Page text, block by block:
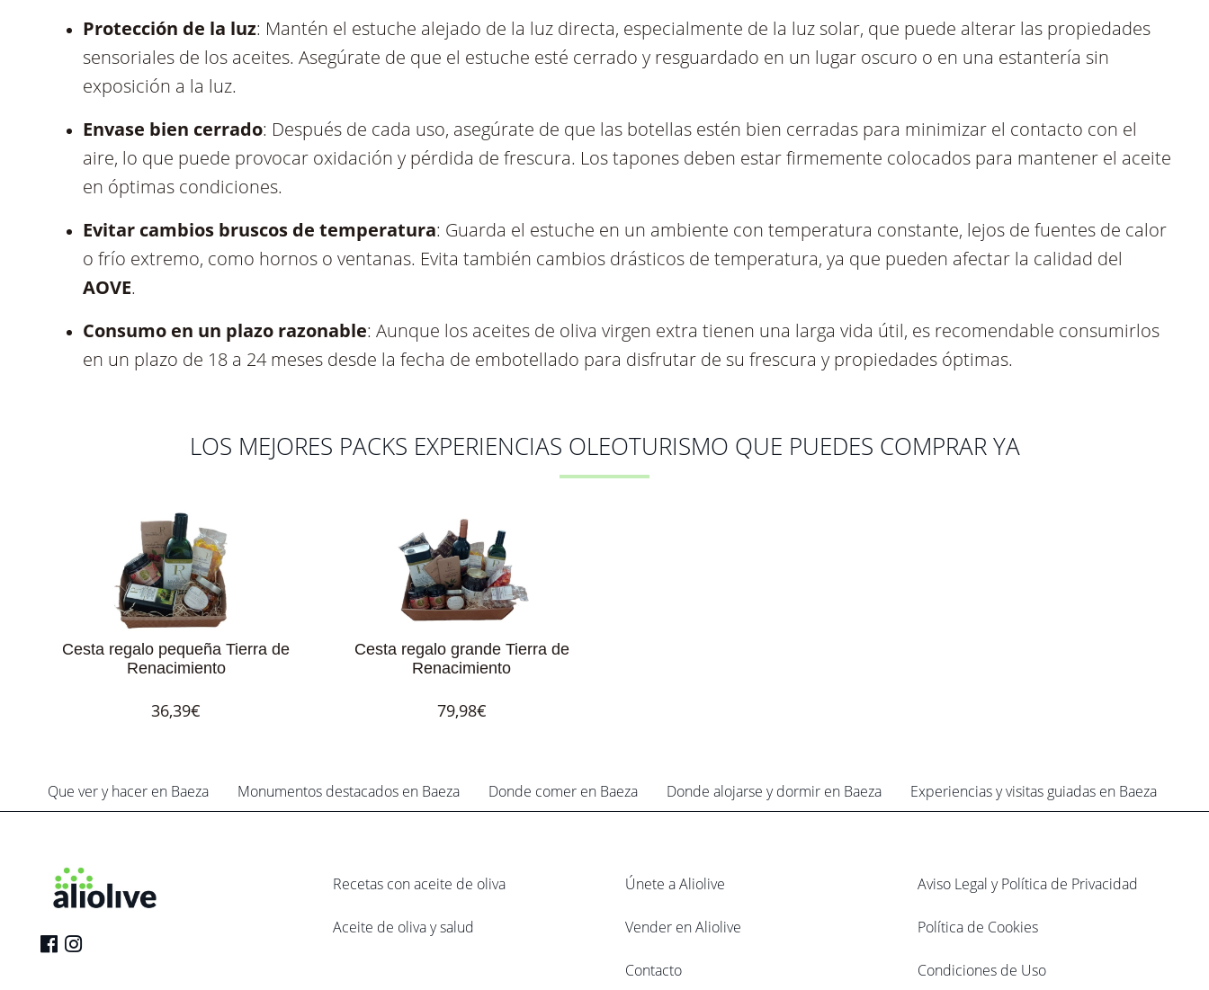
Las condiciones de conservación son fundamentales para preservar la calidad y frescura de ambos aceites.
Almacenamiento en lugar fresco
exposición a temperaturas superiores a 20°C, ya que el calor puede afectar negativamente la calidad de los aceites.
Protección de la luz: Mantén el estuche alejado de la luz directa, especialmente de la luz solar, que puede alterar las propiedades
sensoriales de los aceites. Asegúrate de que el estuche esté cerrado y resguardado en un lugar oscuro o en una estantería sin
exposición a la luz.
Envase bien cerrado: Después de cada uso, asegúrate de que las botellas estén bien cerradas para minimizar el contacto con el
aire, lo que puede provocar oxidación y pérdida de frescura. Los tapones deben estar firmemente colocados para mantener el aceite
en óptimas condiciones.
Evitar cambios bruscos de temperatura: Guarda el estuche en un ambiente con temperatura constante, lejos de fuentes de calor
Consumo en un plazo razonable: Aunque los aceites de oliva virgen extra tienen una larga vida útil, es recomendable consumirlos
LOS MEJORES PACKS EXPERIENCIAS OLEOTURISMO QUE PUEDES COMPRAR YA
Cesta regalo pequeña Tierra de
Renacimiento
Cesta regalo grande Tierra de
Renacimiento
Monumentos destacados en Baeza Donde comer en Baeza Donde alojarse y dormir en Baeza Experiencias y visitas guiadas en Baeza